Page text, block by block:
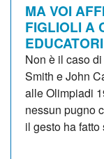
MA VOI
FIGLIOLI A
Non è il caso
Smith e John
alle Olimpiadi
nessun pugno
il gesto ha